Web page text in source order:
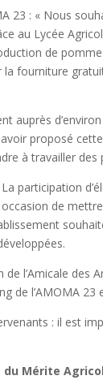
23 : « Nous
au Lycée
de
fourniture
auprès
proposé
à travailler
participation
occasion de
l’Amicale des
de l’AMOMA
: il est
du Mérite